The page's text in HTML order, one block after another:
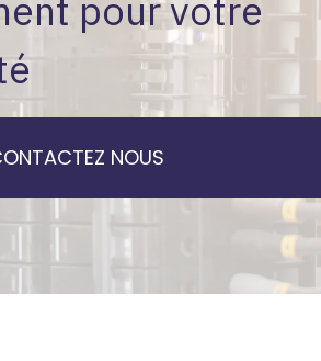
pour votre
NOUS